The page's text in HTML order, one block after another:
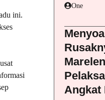
ini.
One
Angkat